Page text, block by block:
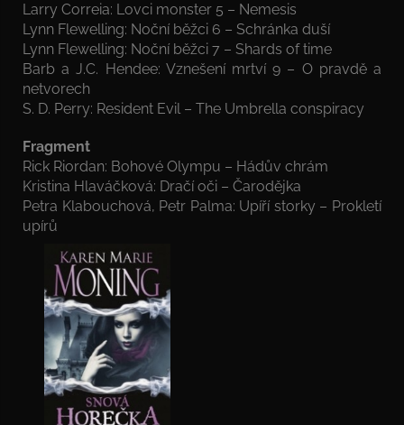
Larry Correia: Lovci monster 5 – Nemesis
Lynn Flewelling: Noční běžci 6 – Schránka duší
Lynn Flewelling: Noční běžci 7 – Shards of time
Barb a J.C. Hendee: Vznešení mrtví 9 – O pravdě a
netvorech
S. D. Perry: Resident Evil – The Umbrella conspiracy
Fragment
Rick Riordan: Bohové Olympu – Hádův chrám
Kristina Hlaváčková: Dračí oči – Čarodějka
Petra Klabouchová, Petr Palma: Upíří storky – Prokletí
upírů